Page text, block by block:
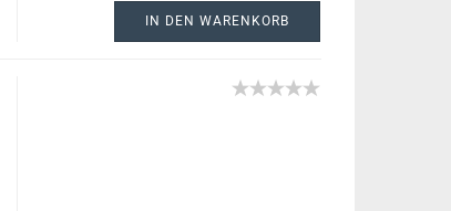
IN DEN WARENKORB